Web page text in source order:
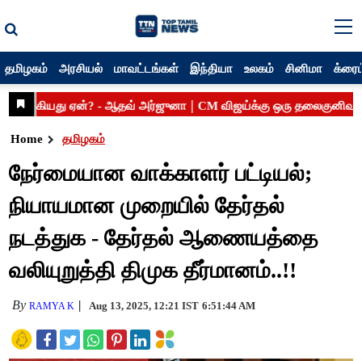
தமிழகம் அரசியல் மாவட்டங்கள் இந்தியா உலகம் சினிமா
Home தமிழகம்
நேர்மையான வாக்காளர் பட்டியல்;
நியாயமான முறையில் தேர்தல்
நடத்துக - தேர்தல் ஆணையத்தை
வலியுறுத்தி திமுக தீர்மானம்..!!
ByRAMYA K Aug 13, 2025, 12:21 IST 6:51:44 AM